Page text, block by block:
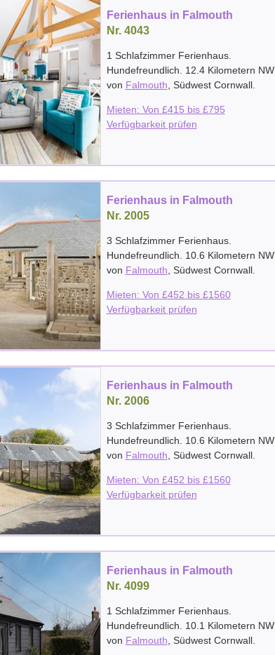
Ferienhaus in Falmouth
Nr. 4043
1 Schlafzimmer Ferienhaus.
Hundefreundlich. 12.4 Kilometern NW
von Falmouth, Südwest Cornwall.
Mieten: Von £415 bis £795
Verfügbarkeit prüfen
Ferienhaus in Falmouth
Nr. 2005
3 Schlafzimmer Ferienhaus.
Hundefreundlich. 10.6 Kilometern NW
von Falmouth, Südwest Cornwall.
Mieten: Von £452 bis £1560
Verfügbarkeit prüfen
Ferienhaus in Falmouth
Nr. 2006
3 Schlafzimmer Ferienhaus.
Hundefreundlich. 10.6 Kilometern NW
von Falmouth, Südwest Cornwall.
Mieten: Von £452 bis £1560
Verfügbarkeit prüfen
Ferienhaus in Falmouth
Nr. 4099
1 Schlafzimmer Ferienhaus.
Hundefreundlich. 10.1 Kilometern NW
von Falmouth, Südwest Cornwall.